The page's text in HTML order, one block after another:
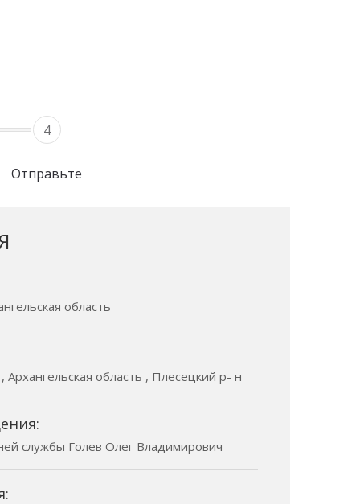
4
Отправьте
область
Архангельская область , Плесецкий р- н
службы Голев Олег Владимирович